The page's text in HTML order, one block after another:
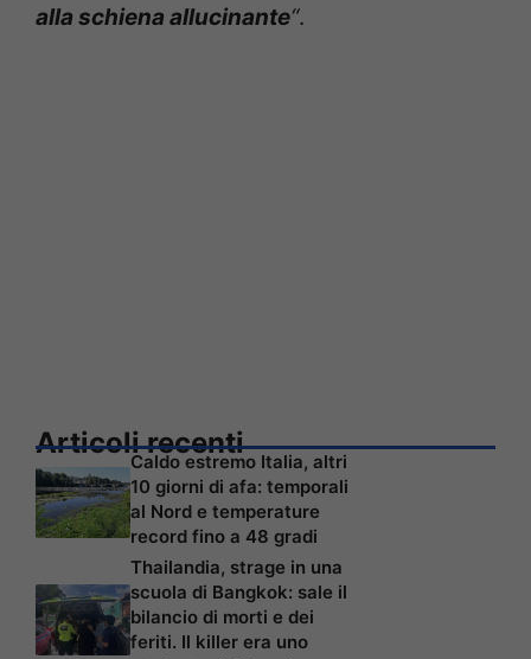
alla schiena allucinante“.
Articoli recenti
Caldo estremo Italia, altri
10 giorni di afa: temporali
al Nord e temperature
record fino a 48 gradi
Thailandia, strage in una
scuola di Bangkok: sale il
bilancio di morti e dei
feriti. Il killer era uno